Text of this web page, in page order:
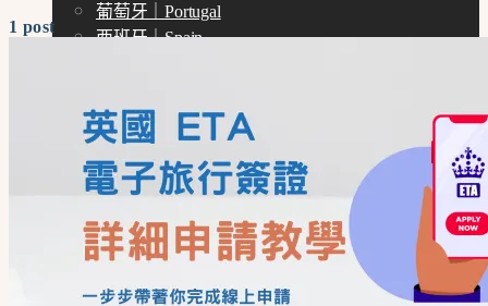
葡萄牙｜Portugal
西班牙｜Spain
克羅埃西亞｜Croatia
立陶宛｜Lithuania
北美洲
美國｜U.S.
南美洲
厄瓜多｜Ecuador
澳洲｜Australia
1 post